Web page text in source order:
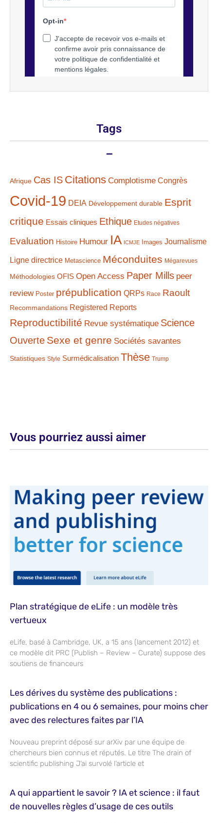
Tags
–
Afrique Cas IS Citations Complotisme Congrès
Covid-19 DEIA Développement durable Esprit
critique Essais cliniques Ethique Etudes négatives
Evaluation Histoire Humour IA ICMJE Images Journalisme
Ligne directrice Metascience Méconduites Mégarevues
Méthodologies OFIS Open Access Paper Mills peer
review Poster prépublication QRPs Race Raoult
Recommandations Registered Reports
Reproductibilité Revue systématique Science
Ouverte Sexe et genre Sociétés savantes
Statistiques Style Surmédicalisation Thèse Trump
Vous pourriez aussi aimer
Plan stratégique de eLife : un modèle très
vertueux
eLife, basé à Cambridge, UK, a 15 ans (lancement 2012) et
ce modèle dit PRC (Publish – Review – Curate) suppose des
soutiens de financeurs
Les dérives du système des publications :
publications en 4 ou 6 semaines, pour moins cher
avec des relectures faites par l’IA
Nouveau preprint déposé sur arXiv par une équipe de
chercheurs bien connus et réputés. Le titre The drain of
scientific publishing J’ai survolé l’article et
A qui appartient le savoir ? IA et science : il faut
de nouvelles règles d’usage de ces outils